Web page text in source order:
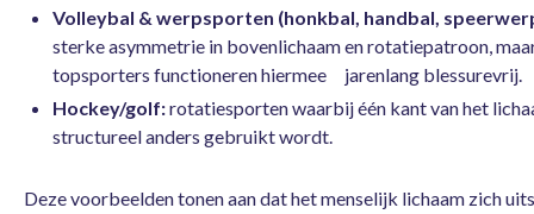
Volleybal & werpsporten (honkbal, handbal,
sterke asymmetrie in bovenlichaam en rotatiepatroon,
topsporters functioneren hiermee jarenlang blessurevrij.
Hockey/golf:rotatiesporten waarbij één kant van het
structureel anders gebruikt wordt.
Deze voorbeelden tonen aan dat het menselijk lichaam zich